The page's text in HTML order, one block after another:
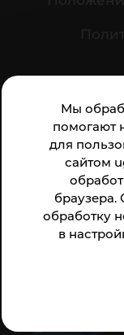
Мы
помогают
для
сайтом
браузера.
обработку
в
Анкета
©